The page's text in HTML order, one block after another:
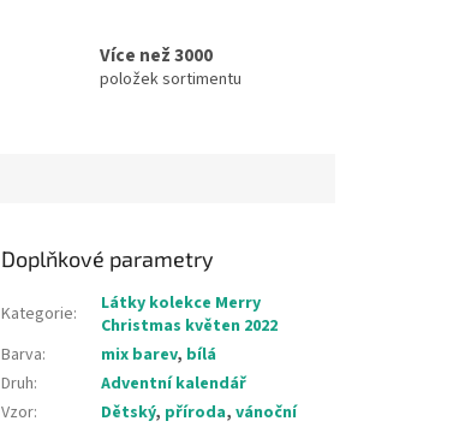
Více než 3000
položek sortimentu
Doplňkové parametry
Kategorie:
Látky kolekce Merry
Christmas květen 2022
Barva: mix barev, bílá
Druh:
Adventní kalendář
Vzor: Dětský, příroda,vánoční